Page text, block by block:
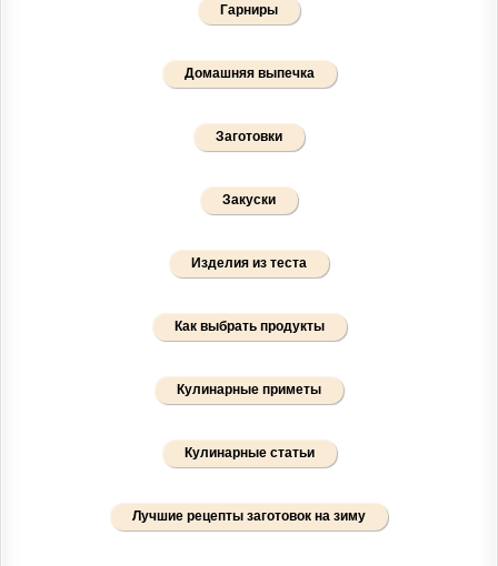
Гарниры
Домашняя выпечка
Заготовки
Закуски
Изделия из теста
Как выбрать продукты
Кулинарные приметы
Кулинарные статьи
Лучшие рецепты заготовок на зиму